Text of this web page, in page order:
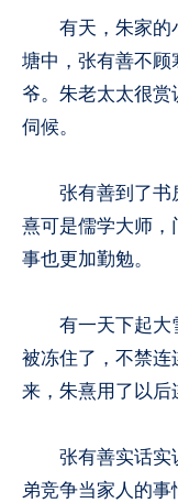
有天，朱家的小
塘中，张有善不
爷。朱老太太很
伺候。
张有善到了书房
熹可是儒学大师，
事也更加勤勉。
有一天下起大
被冻住了，不禁连
来，朱熹用了以后
张有善实话实说
弟竞争当家人的